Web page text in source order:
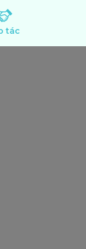
tác